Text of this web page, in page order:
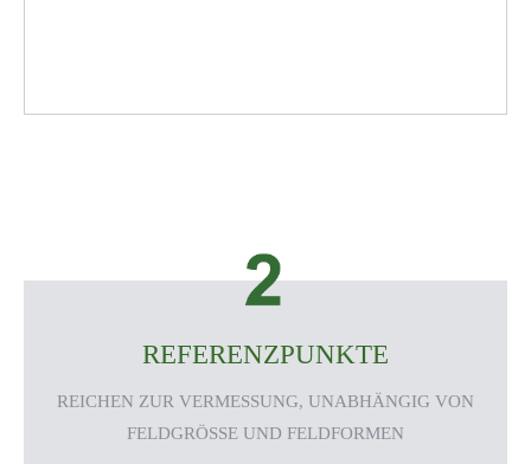
REFERENZPUNKTE
REICHEN ZUR VERMESSUNG, UNABHÄNGIG VON
FELDGRÖSSE UND FELDFORMEN